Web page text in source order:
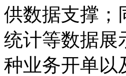
供数据支撑；
统计等数据展
种业务开单以